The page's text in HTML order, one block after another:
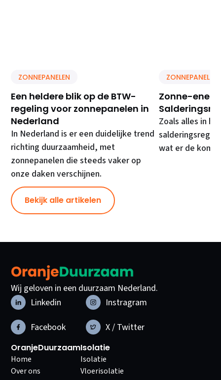
ZONNEPANELEN
Een heldere blik op de BTW-
regeling voor zonnepanelen in
Nederland
In Nederland is er een duidelijke trend
richting duurzaamheid, met
zonnepanelen die steeds vaker op
onze daken verschijnen.
ZONNEPANELEN
Zonne-
Zoals alles in
wat er de
Bekijk alle artikelen
Wij geloven in een duurzaam Nederland.
Linkedin
Instragram
Facebook
X / Twitter
OranjeDuurzaam
Home
Over ons
Isolatie
Isolatie
Vloerisolatie